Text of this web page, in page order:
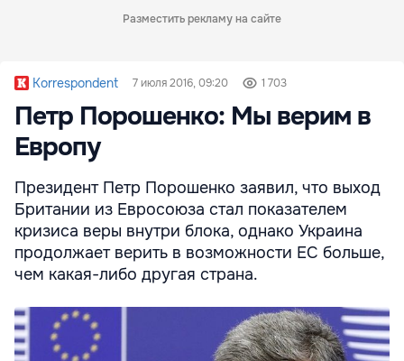
Разместить рекламу на сайте
Korrespondent 7 июля 2016, 09:20 1 703
Петр Порошенко: Мы верим в
Европу
Президент Петр Порошенко заявил, что выход
Британии из Евросоюза стал показателем
кризиса веры внутри блока, однако Украина
продолжает верить в возможности ЕС больше,
чем какая-либо другая страна.